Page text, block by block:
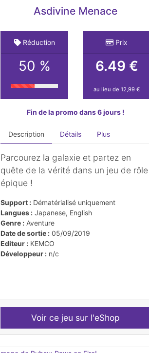
Asdivine Menace
Réduction
50 %
Prix
6.49 €
au lieu de 12,99 €
Fin de la promo dans 6 jours !
Description Détails Plus
Parcourez la galaxie et partez en
quête de la vérité dans un jeu de rôle
épique !
Support : Dématérialisé uniquement
Langues : Japanese, English
Genre : Aventure
Date de sortie : 05/09/2019
Editeur : KEMCO
Développeur : n/c
Voir ce jeu sur l'eShop